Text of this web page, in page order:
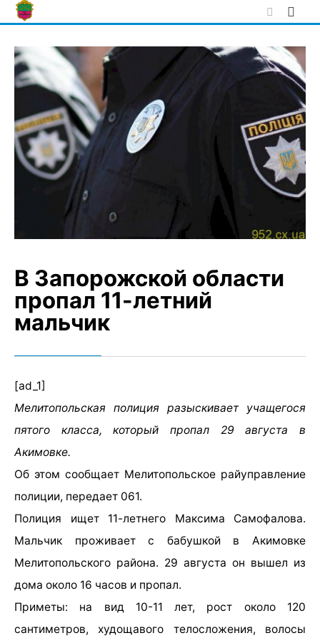
Skip
to
В Запорожской области
пропал 11-летний
мальчик
[ad_1]
Мелитопольская полиция разыскивает учащегося
пятого класса, который пропал 29 августа в
Акимовке.
Об этом сообщает Мелитопольское райуправление
полиции, передает 061.
Полиция ищет 11-летнего Максима Самофалова.
Мальчик проживает с бабушкой в Акимовке
Мелитопольского района. 29 августа он вышел из
дома около 16 часов и пропал.
Приметы: на вид 10-11 лет, рост около 120
сантиметров, худощавого телосложения, волосы